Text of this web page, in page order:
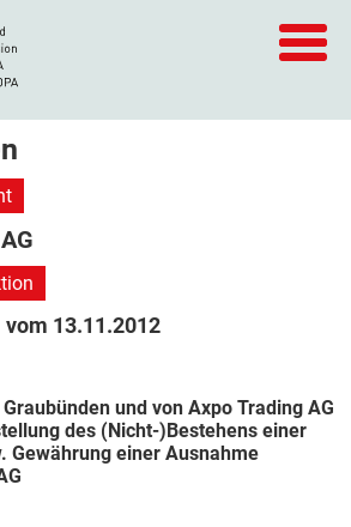
13.11.2012
und von Axpo Trading AG
des (Nicht-)Bestehens einer
Gewährung einer Ausnahme